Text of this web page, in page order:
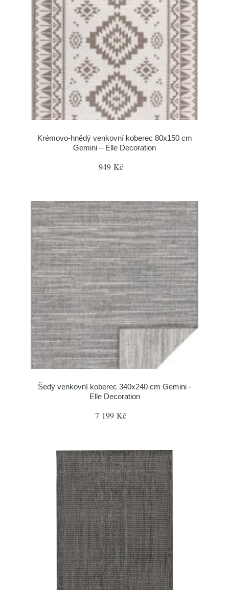
Krémovo-hnědý venkovní koberec 80x150 cm
Gemini – Elle Decoration
949 Kč
Šedý venkovní koberec 340x240 cm Gemini -
Elle Decoration
7 199 Kč